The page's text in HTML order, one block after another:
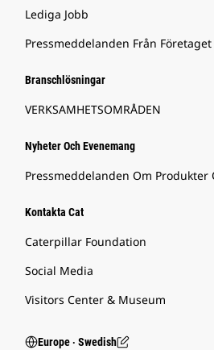
Lediga Jobb
Pressmeddelanden Från Företaget
Branschlösningar
VERKSAMHETSOMRÅDEN
Nyheter Och Evenemang
Pressmeddelanden Om Produkter
Kontakta Cat
Caterpillar Foundation
Social Media
Visitors Center & Museum
Europe ‧ Swedish